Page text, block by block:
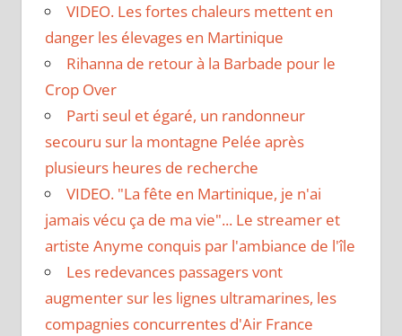
VIDEO. Les fortes chaleurs mettent en
danger les élevages en Martinique
Rihanna de retour à la Barbade pour le
Crop Over
Parti seul et égaré, un randonneur
secouru sur la montagne Pelée après
plusieurs heures de recherche
VIDEO. "La fête en Martinique, je n'ai
jamais vécu ça de ma vie"... Le streamer et
artiste Anyme conquis par l'ambiance de l'île
Les redevances passagers vont
augmenter sur les lignes ultramarines, les
compagnies concurrentes d'Air France